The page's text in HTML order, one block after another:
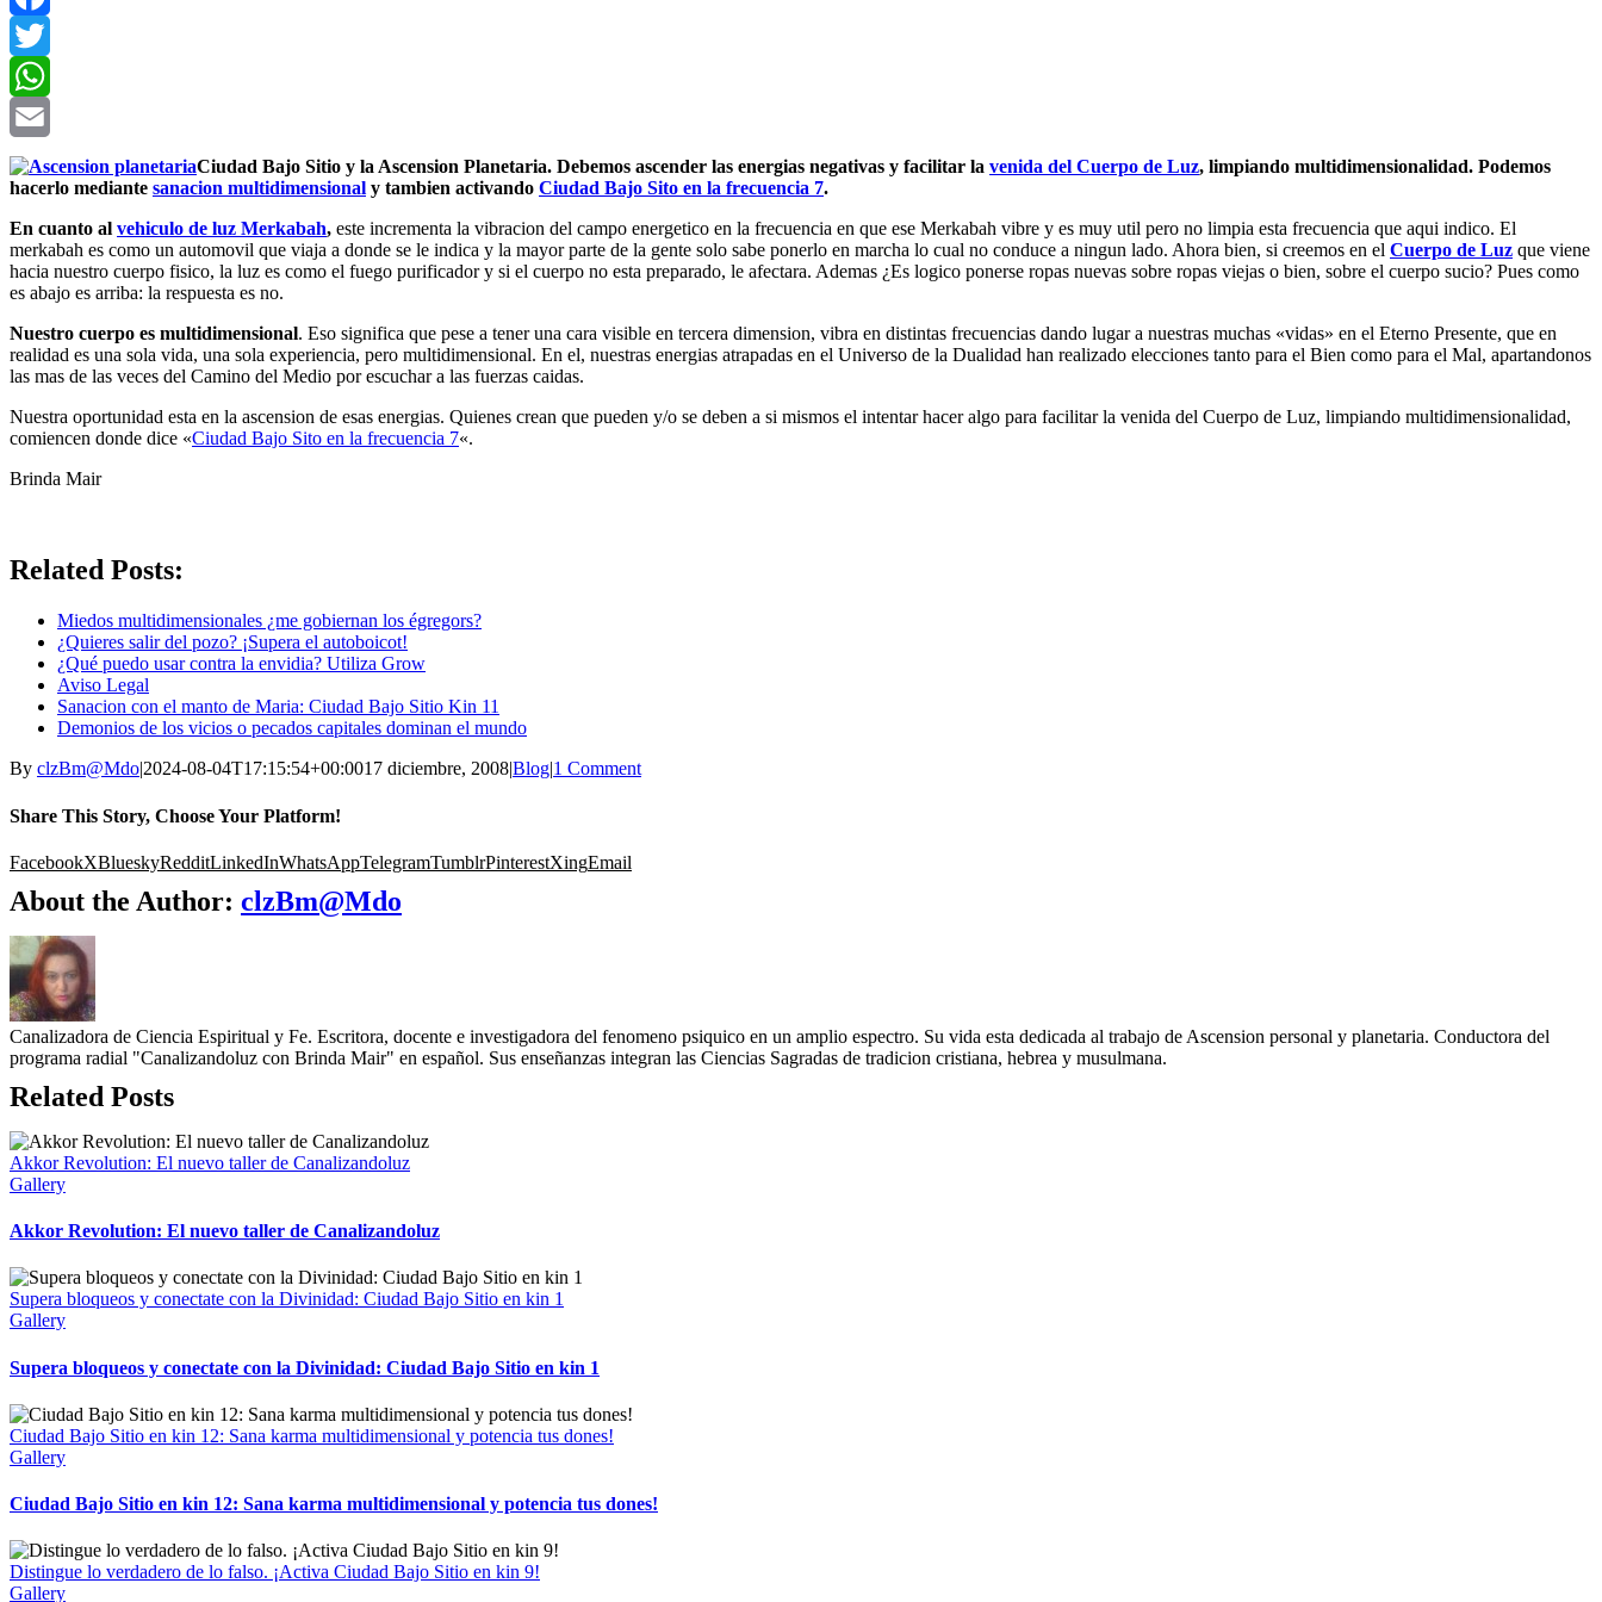
Facebook
Twitter
WhatsApp
Email
Ciudad Bajo Sitio y la Ascension Planetaria. Debemos ascender las energias negativas y facilitar la venida del Cuerpo de Luz, limpiando multidimensionalidad. Podemos
hacerlo mediante sanacion multidimensional y tambien activando Ciudad Bajo Sito en la frecuencia 7.
En cuanto al vehiculo de luz Merkabah, este incrementa la vibracion del campo energetico en la frecuencia en que ese Merkabah vibre y es muy util pero no limpia esta frecuencia que aqui indico. El
merkabah es como un automovil que viaja a donde se le indica y la mayor parte de la gente solo sabe ponerlo en marcha lo cual no conduce a ningun lado. Ahora bien, si creemos en el Cuerpo de Luz que viene
hacia nuestro cuerpo fisico, la luz es como el fuego purificador y si el cuerpo no esta preparado, le afectara. Ademas ¿Es logico ponerse ropas nuevas sobre ropas viejas o bien, sobre el cuerpo sucio? Pues como
es abajo es arriba: la respuesta es no.
Nuestro cuerpo es multidimensional. Eso significa que pese a tener una cara visible en tercera dimension, vibra en distintas frecuencias dando lugar a nuestras muchas «vidas» en el Eterno Presente, que en
realidad es una sola vida, una sola experiencia, pero multidimensional. En el, nuestras energias atrapadas en el Universo de la Dualidad han realizado elecciones tanto para el Bien como para el Mal, apartandonos
las mas de las veces del Camino del Medio por escuchar a las fuerzas caidas.
Nuestra oportunidad esta en la ascension de esas energias. Quienes crean que pueden y/o se deben a si mismos el intentar hacer algo para facilitar la venida del Cuerpo de Luz, limpiando multidimensionalidad,
comiencen donde dice «Ciudad Bajo Sito en la frecuencia 7«.
Brinda Mair
Related Posts:
Miedos multidimensionales ¿me gobiernan los égregors?
¿Quieres salir del pozo? ¡Supera el autoboicot!
¿Qué puedo usar contra la envidia? Utiliza Grow
Aviso Legal
Sanacion con el manto de Maria: Ciudad Bajo Sitio Kin 11
Demonios de los vicios o pecados capitales dominan el mundo
By clzBm@Mdo|2024-08-04T17:15:54+00:0017 diciembre, 2008|Blog|1 Comment
Share This Story, Choose Your Platform!
FacebookXBlueskyRedditLinkedInWhatsAppTelegramTumblrPinterestXingEmail
About the Author: clzBm@Mdo
Canalizadora de Ciencia Espiritual y Fe. Escritora, docente e investigadora del fenomeno psiquico en un amplio espectro. Su vida esta dedicada al trabajo de Ascension personal y planetaria. Conductora del
programa radial "Canalizandoluz con Brinda Mair" en español. Sus enseñanzas integran las Ciencias Sagradas de tradicion cristiana, hebrea y musulmana.
Related Posts
Akkor Revolution: El nuevo taller de Canalizandoluz
Gallery
Akkor Revolution: El nuevo taller de Canalizandoluz
Supera bloqueos y conectate con la Divinidad: Ciudad Bajo Sitio en kin 1
Gallery
Supera bloqueos y conectate con la Divinidad: Ciudad Bajo Sitio en kin 1
Ciudad Bajo Sitio en kin 12: Sana karma multidimensional y potencia tus dones!
Gallery
Ciudad Bajo Sitio en kin 12: Sana karma multidimensional y potencia tus dones!
Distingue lo verdadero de lo falso. ¡Activa Ciudad Bajo Sitio en kin 9!
Gallery